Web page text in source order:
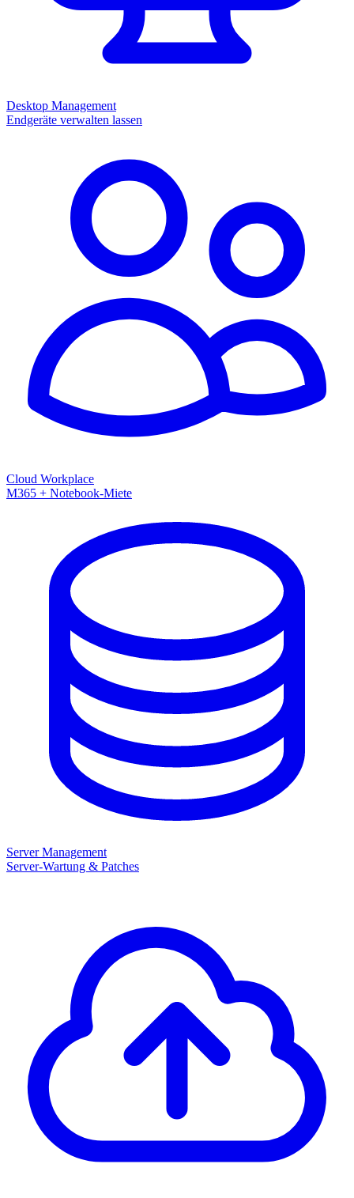
Desktop Management
Endgeräte verwalten lassen
Cloud Workplace
M365 + Notebook-Miete
Server Management
Server-Wartung & Patches